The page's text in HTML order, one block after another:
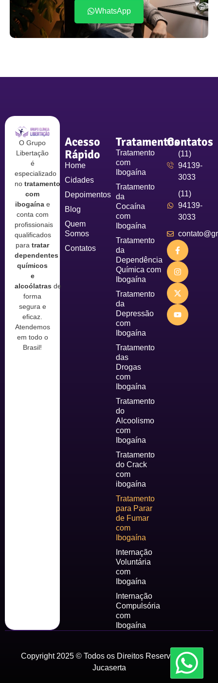
WhatsApp
O Grupo
Libertação
é
especializado
no tratamento
com
ibogaínae
conta com
profissionais
qualificados
paratratar
dependentes
químicos
e
alcoólatras de
forma
segura e
eficaz.
Atendemos
em todo o
Brasil!
Acesso
Rápido
Home
Cidades
Depoimentos
Blog
Quem
Somos
Contatos
Tratamentos
Tratamento
com
Ibogaína
Tratamento
da
Cocaína
com
Ibogaína
Tratamento
da
Dependência
Química com
Ibogaína
Tratamento
da
Depressão
com
Ibogaína
Tratamento
das
Drogas
com
Ibogaína
Tratamento
do
Alcoolismo
com
Ibogaína
Tratamento
do Crack
com
ibogaína
Tratamento
para Parar
de Fumar
com
Ibogaína
Internação
Voluntária
com
Ibogaína
Internação
Compulsória
com
Ibogaína
Contatos
(11)
94139-
3033
(11)
94139-
3033
Copyright 2025 © Todos os Direitos Reservados by
Jucaserta